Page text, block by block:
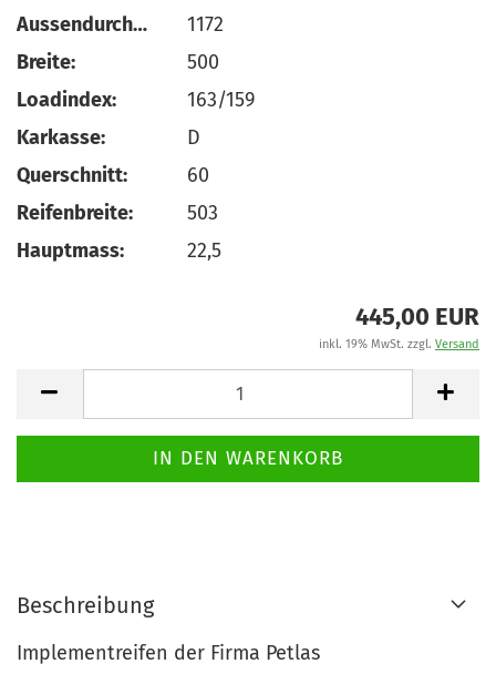
Aussendurchmesser:
1172
Breite:
500
Loadindex:
163/159
Karkasse:
D
Querschnitt:
60
Reifenbreite:
503
Hauptmass:
22,5
445,00 EUR
inkl. 19% MwSt. zzgl. Versand
Beschreibung
Implementreifen der Firma Petlas